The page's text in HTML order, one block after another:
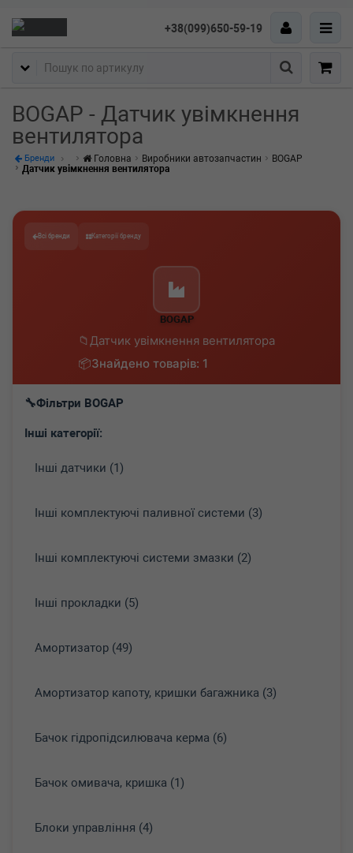
+38(099)650-59-19
Пошук
BOGAP - Датчик увімкнення
вентилятора
Бренди Головна Виробники автозапчастин
BOGAP
Датчик увімкнення вентилятора
Всі бренди Категорії бренду
BOGAP
Датчик увімкнення вентилятора
Знайдено товарів: 1
Фільтри BOGAP
Інші категорії:
Інші датчики (1)
Інші комплектуючі паливної системи (3)
Інші комплектуючі системи змазки (2)
Інші прокладки (5)
Амортизатор (49)
Амортизатор капоту, кришки багажника (3)
Бачок гідропідсилювача керма (6)
Бачок омивача, кришка (1)
Блоки управління (4)